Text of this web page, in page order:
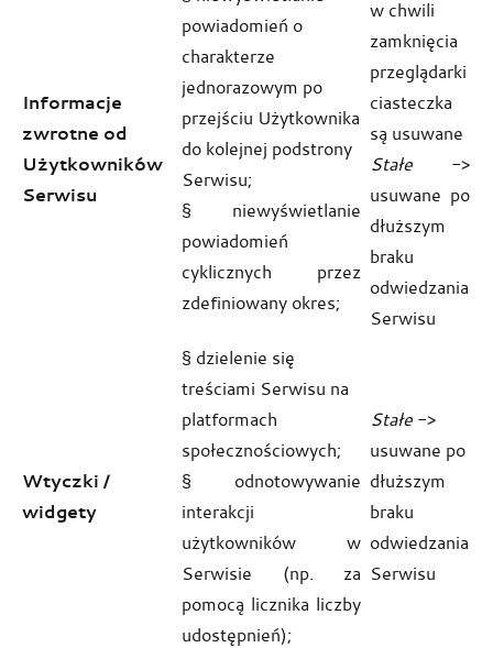
Informacje
zwrotne od
Użytkowników
Serwisu
powiadomień o
charakterze
jednorazowym po
przejściu Użytkownika
do kolejnej podstrony
Serwisu;
§ niewyświetlanie
powiadomień
cyklicznych przez
zdefiniowany okres;
w chwili
zamknięcia
przeglądarki
ciasteczka
są usuwane
Stałe ->
usuwane po
dłuższym
braku
odwiedzania
Serwisu
Wtyczki /
widgety
§ dzielenie się
treściami Serwisu na
platformach
społecznościowych;
§ odnotowywanie
interakcji
użytkowników w
Serwisie (np. za
pomocą licznika liczby
udostępnień);
Stałe ->
usuwane po
dłuższym
braku
odwiedzania
Serwisu